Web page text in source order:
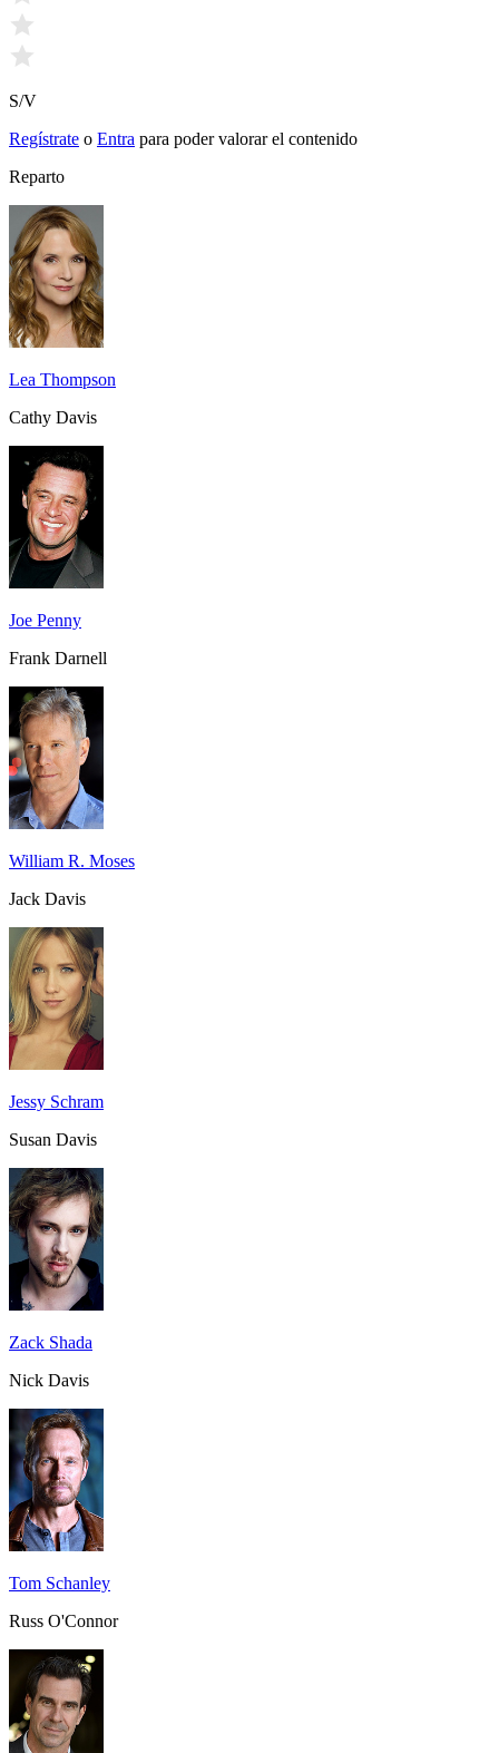
S/V
Regístrate o Entra para poder valorar el contenido
Reparto
Lea Thompson
Cathy Davis
Joe Penny
Frank Darnell
William R. Moses
Jack Davis
Jessy Schram
Susan Davis
Zack Shada
Nick Davis
Tom Schanley
Russ O'Connor